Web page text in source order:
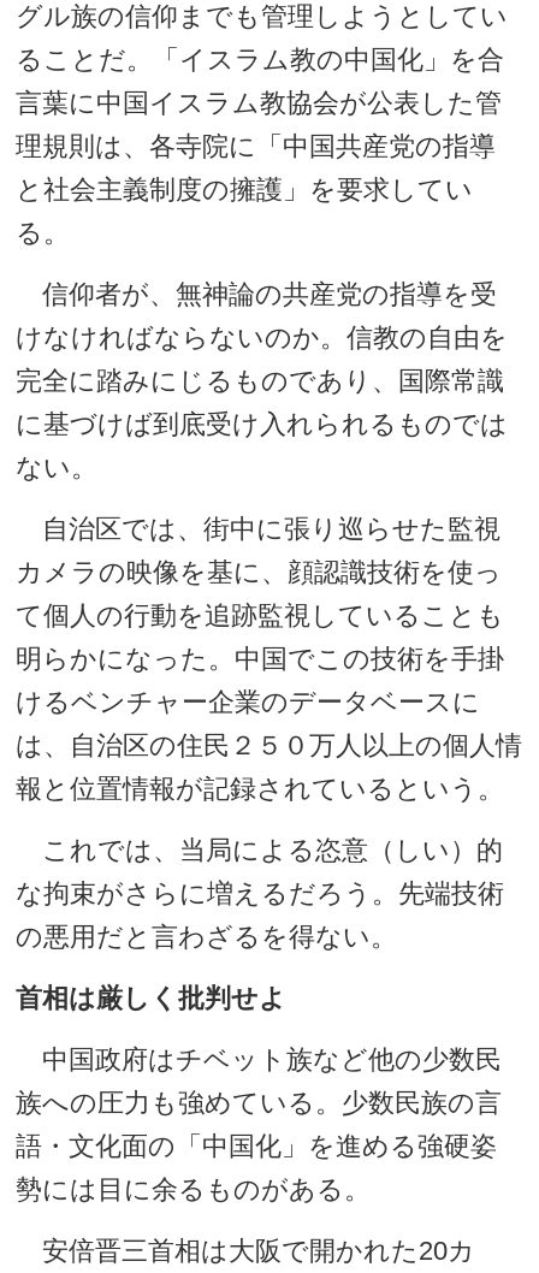
グル族の信仰までも管理しようとしてい
ることだ。「イスラム教の中国化」を合
言葉に中国イスラム教協会が公表した管
理規則は、各寺院に「中国共産党の指導
と社会主義制度の擁護」を要求してい
る。
信仰者が、無神論の共産党の指導を受
けなければならないのか。信教の自由を
完全に踏みにじるものであり、国際常識
に基づけば到底受け入れられるものでは
ない。
自治区では、街中に張り巡らせた監視
カメラの映像を基に、顔認識技術を使っ
て個人の行動を追跡監視していることも
明らかになった。中国でこの技術を手掛
けるベンチャー企業のデータベースに
は、自治区の住民２５０万人以上の個人情
報と位置情報が記録されているという。
これでは、当局による恣意（しい）的
な拘束がさらに増えるだろう。先端技術
の悪用だと言わざるを得ない。
首相は厳しく批判せよ
中国政府はチベット族など他の少数民
族への圧力も強めている。少数民族の言
語・文化面の「中国化」を進める強硬姿
勢には目に余るものがある。
安倍晋三首相は大阪で開かれた20カ